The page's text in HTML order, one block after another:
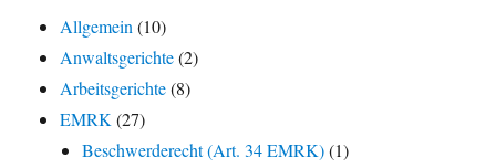
Allgemein (10)
Anwaltsgerichte(2)
Arbeitsgerichte(8)
EMRK (27)
Beschwerderecht (Art. 34 EMRK)(1)